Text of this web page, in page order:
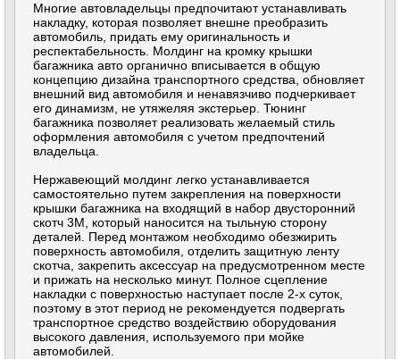
Многие автовладельцы предпочитают устанавливать
накладку, которая позволяет внешне преобразить
автомобиль, придать ему оригинальность и
респектабельность. Молдинг на кромку крышки
багажника авто органично вписывается в общую
концепцию дизайна транспортного средства, обновляет
внешний вид автомобиля и ненавязчиво подчеркивает
его динамизм, не утяжеляя экстерьер. Тюнинг
багажника позволяет реализовать желаемый стиль
оформления автомобиля с учетом предпочтений
владельца.
Нержавеющий молдинг легко устанавливается
самостоятельно путем закрепления на поверхности
крышки багажника на входящий в набор двусторонний
скотч 3М, который наносится на тыльную сторону
деталей. Перед монтажом необходимо обезжирить
поверхность автомобиля, отделить защитную ленту
скотча, закрепить аксессуар на предусмотренном месте
и прижать на несколько минут. Полное сцепление
накладки с поверхностью наступает после 2-х суток,
поэтому в этот период не рекомендуется подвергать
транспортное средство воздействию оборудования
высокого давления, используемого при мойке
автомобилей.